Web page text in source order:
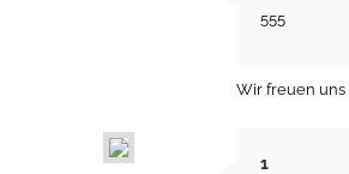
555
Wir freuen uns
1